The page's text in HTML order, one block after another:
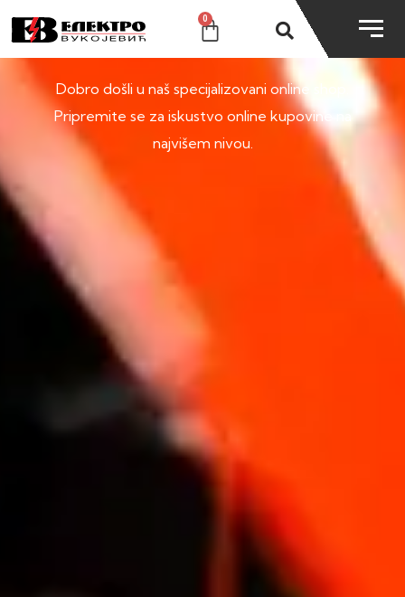
0
SHOP
Dobro došli u naš specijalizovani online shop.
Pripremite se za iskustvo online kupovine na
najvišem nivou.